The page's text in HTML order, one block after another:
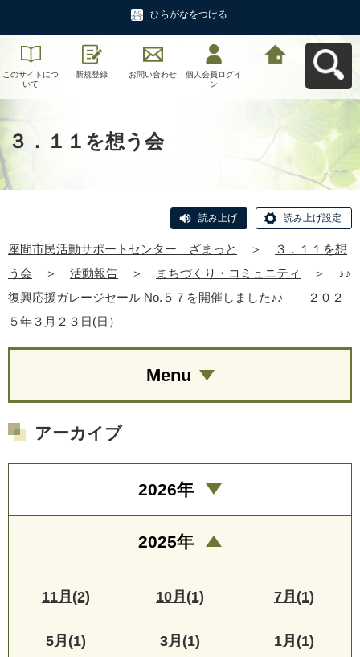
ひらがなをつける
このサイトにつ
いて
新規登録 お問い合わせ
個人会員ログイ
ン
３．１１を想う会
読み上げ 読み上げ設定
座間市民活動サポートセンター ざまっと ＞
３．１１を想
う会
＞ 活動報告 ＞ まちづくり・コミュニティ ＞
♪♪
復興応援ガレージセール No.５７を開催しました♪♪ ２０２
５年３月２３日(日）
Menu
アーカイブ
2026年
2025年
11月(2) 10月(1) 7月(1)
5月(1) 3月(1) 1月(1)